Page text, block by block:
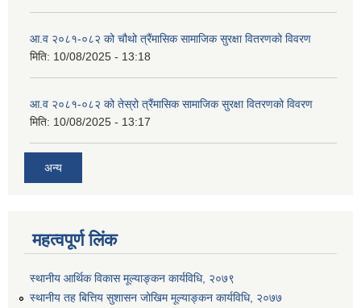
आ.व २०८१-०८२ को चौथो त्रैंमासिक सामाजिक सुरक्षा वितरणको विवरण
मिति: 10/08/2025 - 13:18
आ.व २०८१-०८२ को तेस्रो त्रैंमासिक सामाजिक सुरक्षा वितरणको विवरण
मिति: 10/08/2025 - 13:17
अन्य
महत्वपूर्ण लिंक
स्थानीय आर्थिक विकास मूल्याङ्कन कार्यविधि, २०७९
स्थानीय तह बित्तिय सुशासन जोखिम मूल्याङ्कन कार्यविधि, २०७७